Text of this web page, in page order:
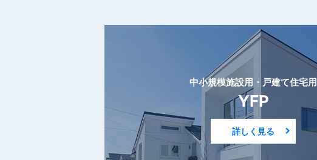
中小規模施設用・戸建て住宅用
YFP
詳しく見る